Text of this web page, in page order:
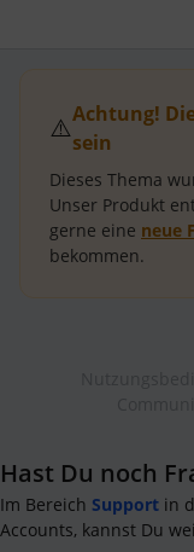
⚠️Achtung!
sein
Dieses Thema
Unser Produkt
gerne eine neue
bekommen.
Hast Du noch
Im Bereich Support in
Accounts, kannst Du